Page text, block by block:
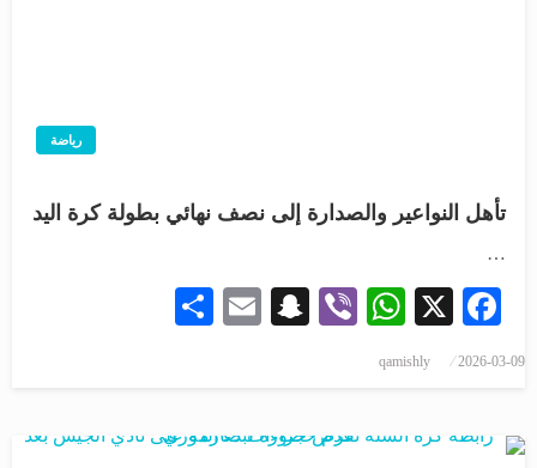
رياضة
تأهل النواعير والصدارة إلى نصف نهائي بطولة كرة اليد
…
Facebook
X
WhatsApp
Viber
Snapchat
Email
2026-03-09
qamishly